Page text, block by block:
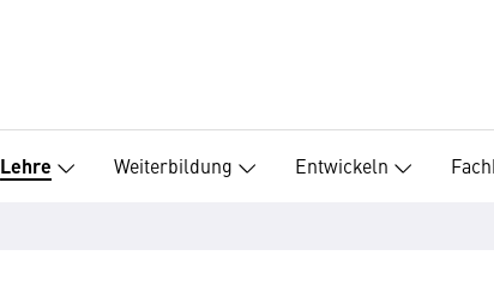
Lehre Weiterbildung Entwickeln